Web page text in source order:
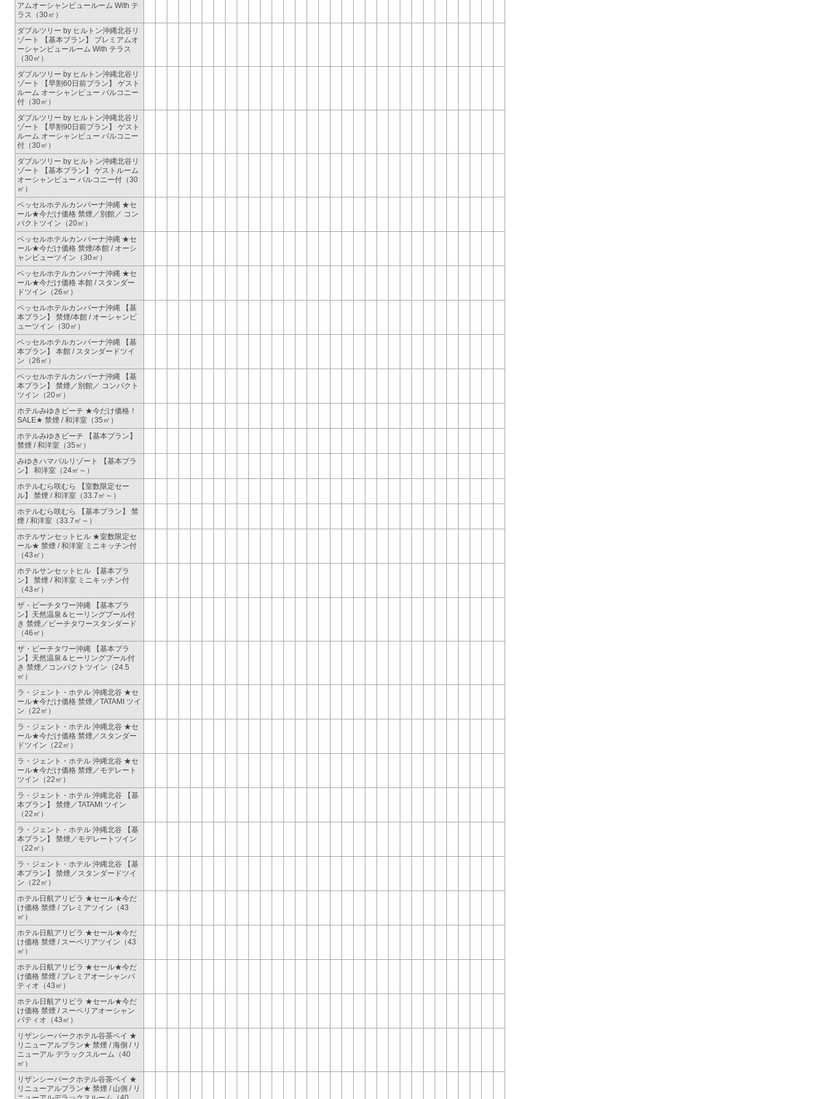
アムオーシャンビュールーム With テ
ラス（30㎡）
ダブルツリー by ヒルトン沖縄北谷リ
ゾート 【基本プラン】 プレミアムオ
ーシャンビュールーム With テラス
（30㎡）
ダブルツリー by ヒルトン沖縄北谷リ
ゾート 【早割60日前プラン】 ゲスト
ルーム オーシャンビュー バルコニー
付（30㎡）
ダブルツリー by ヒルトン沖縄北谷リ
ゾート 【早割90日前プラン】 ゲスト
ルーム オーシャンビュー バルコニー
付（30㎡）
ダブルツリー by ヒルトン沖縄北谷リ
ゾート 【基本プラン】 ゲストルーム
オーシャンビュー バルコニー付（30
㎡）
ベッセルホテルカンパーナ沖縄 ★セ
ール★今だけ価格 禁煙／別館／ コン
パクトツイン（20㎡）
ベッセルホテルカンパーナ沖縄 ★セ
ール★今だけ価格 禁煙/本館 / オーシ
ャンビューツイン（30㎡）
ベッセルホテルカンパーナ沖縄 ★セ
ール★今だけ価格 本館 / スタンダー
ドツイン（26㎡）
ベッセルホテルカンパーナ沖縄 【基
本プラン】 禁煙/本館 / オーシャンビ
ューツイン（30㎡）
ベッセルホテルカンパーナ沖縄 【基
本プラン】 本館 / スタンダードツイ
ン（26㎡）
ベッセルホテルカンパーナ沖縄 【基
本プラン】 禁煙／別館／ コンパクト
ツイン（20㎡）
ホテルみゆきビーチ ★今だけ価格！
SALE★ 禁煙 / 和洋室（35㎡）
ホテルみゆきビーチ 【基本プラン】
禁煙 / 和洋室（35㎡）
みゆきハマバルリゾート 【基本プラ
ン】 和洋室（24㎡～）
ホテルむら咲むら 【室数限定セー
ル】 禁煙 / 和洋室（33.7㎡～）
ホテルむら咲むら 【基本プラン】 禁
煙 / 和洋室（33.7㎡～）
ホテルサンセットヒル ★室数限定セ
ール★ 禁煙 / 和洋室 ミニキッチン付
（43㎡）
ホテルサンセットヒル 【基本プラ
ン】 禁煙 / 和洋室 ミニキッチン付
（43㎡）
ザ・ビーチタワー沖縄 【基本プラ
ン】天然温泉＆ヒーリングプール付
き 禁煙／ビーチタワースタンダード
（46㎡）
ザ・ビーチタワー沖縄 【基本プラ
ン】天然温泉＆ヒーリングプール付
き 禁煙／コンパクトツイン（24.5
㎡）
ラ・ジェント・ホテル 沖縄北谷 ★セ
ール★今だけ価格 禁煙／TATAMI ツイ
ン（22㎡）
ラ・ジェント・ホテル 沖縄北谷 ★セ
ール★今だけ価格 禁煙／スタンダー
ドツイン（22㎡）
ラ・ジェント・ホテル 沖縄北谷 ★セ
ール★今だけ価格 禁煙／モデレート
ツイン（22㎡）
ラ・ジェント・ホテル 沖縄北谷 【基
本プラン】 禁煙／TATAMI ツイン
（22㎡）
ラ・ジェント・ホテル 沖縄北谷 【基
本プラン】 禁煙／モデレートツイン
（22㎡）
ラ・ジェント・ホテル 沖縄北谷 【基
本プラン】 禁煙／スタンダードツイ
ン（22㎡）
ホテル日航アリビラ ★セール★今だ
け価格 禁煙 / プレミアツイン（43
㎡）
ホテル日航アリビラ ★セール★今だ
け価格 禁煙 / スーペリアツイン（43
㎡）
ホテル日航アリビラ ★セール★今だ
け価格 禁煙 / プレミアオーシャンパ
ティオ（43㎡）
ホテル日航アリビラ ★セール★今だ
け価格 禁煙 / スーペリアオーシャン
パティオ（43㎡）
リザンシーパークホテル谷茶ベイ ★
リニューアルプラン★ 禁煙 / 海側 / リ
ニューアル デラックスルーム（40
㎡）
リザンシーパークホテル谷茶ベイ ★
リニューアルプラン★ 禁煙 / 山側 / リ